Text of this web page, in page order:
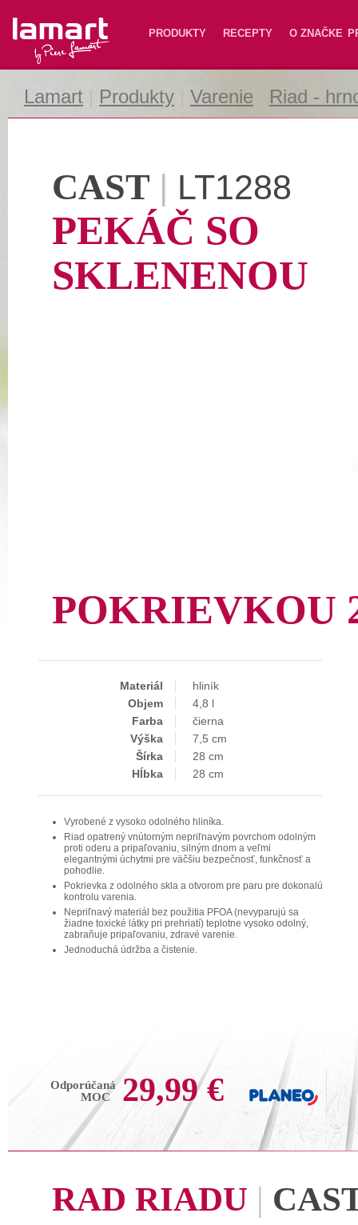
Lamart PRODUKTY RECEPTY O ZNAČKE
Lamart Produkty Varenie Riad -
CAST | LT1288
PEKÁČ SO
SKLENENOU
POKRIEVKOU
Materiál
hliník
Objem
4,8 l
Farba
čierna
Výška
7,5 cm
Šírka
28 cm
Hĺbka
28 cm
Vyrobené z vysoko odolného hliníka.
Riad opatrený vnútorným nepriľnavým povrchom odolným
proti oderu a pripaľovaniu, silným dnom a veľmi
elegantnými úchytmi pre väčšiu bezpečnosť, funkčnosť a
pohodlie.
Pokrievka z odolného skla a otvorom pre paru pre dokonalú
kontrolu varenia.
Nepriľnavý materiál bez použitia PFOA (nevyparujú sa
žiadne toxické látky pri prehriatí) teplotne vysoko odolný,
zabraňuje pripaľovaniu, zdravé varenie.
Jednoduchá údržba a čistenie.
Odporúčaná
MOC
29,99 €
RAD RIADU |